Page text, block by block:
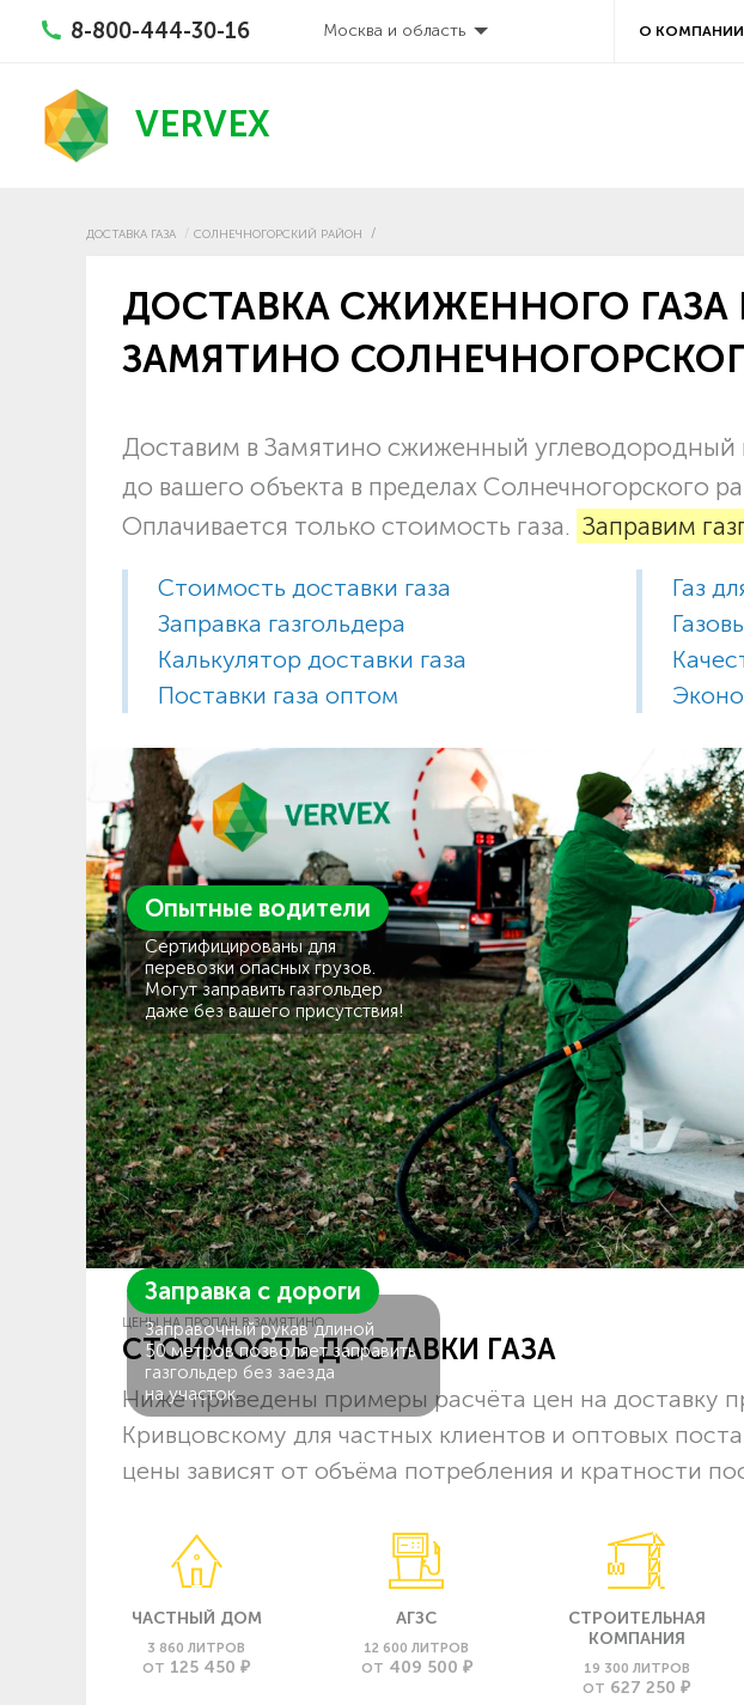
8-800-444-30-16 Москва и область О КОМПАНИИ
VERVEX
ДОСТАВКА ГАЗА СОЛНЕЧНОГОРСКИЙ РАЙОН
ДОСТАВКА СЖИЖЕННОГО ГАЗА
ЗАМЯТИНО
Доставим в Замятино сжиженный углеводородный
до вашего объекта в пределах Солнечногорского
Оплачивается только стоимость газа. Заправим
Стоимость доставки газа
Заправка газгольдера
Калькулятор доставки газа
Поставки газа оптом
Газ
Опытные водители
Сертифицированы для
перевозки опасных грузов.
Могут заправить газгольдер
даже без вашего присутствия!
Заправка с дороги
Заправочный рукав длиной
50 метров позволяет заправить
газгольдер без заезда
на участок.
ЦЕНЫ НА ПРОПАН В ЗАМЯТИНО
СТОИМОСТЬ ДОСТАВКИ ГАЗА
Ниже приведены примеры расчёта цен на доставку
Кривцовскому для частных клиентов и оптовых
цены зависят от объёма потребления и кратности
ЧАСТНЫЙ ДОМ
3 860 ЛИТРОВ
ОТ 125 450 ₽
АГЗС
12 600 ЛИТРОВ
ОТ 409 500 ₽
СТРОИТЕЛЬНАЯ
КОМПАНИЯ
19 300 ЛИТРОВ
ОТ 627 250 ₽